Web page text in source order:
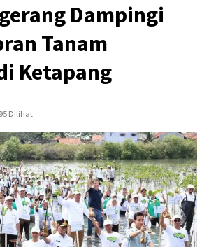
Dampingi
Tanam
Ketapang
Dilihat